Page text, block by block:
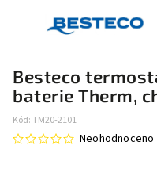
Besteco
baterie Therm,
Kód:TM20-2101
Neohodnoceno